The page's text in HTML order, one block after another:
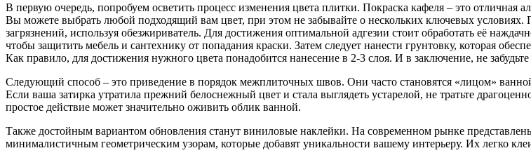
В первую очередь, попробуем осветить процесс изменения цвета плитки. Покраска кафеля – это отличная
Вы можете выбрать любой подходящий вам цвет, при этом не забывайте о нескольких ключевых условиях.
загрязнений, используя обезжириватель. Для достижения оптимальной адгезии стоит обработать её
чтобы защитить мебель и сантехнику от попадания краски. Затем следует нанести грунтовку, которая
Как правило, для достижения нужного цвета понадобится нанесение в 2-3 слоя. И в заключение, не
Следующий способ – это приведение в порядок межплиточных швов. Они часто становятся «лицом»
Если ваша затирка утратила прежний белоснежный цвет и стала выглядеть устарелой, не тратьте
простое действие может значительно оживить облик ванной.
Также достойным вариантом обновления станут виниловые наклейки. На современном рынке
минималистичным геометрическим узорам, которые добавят уникальности вашему интерьеру. Их легко